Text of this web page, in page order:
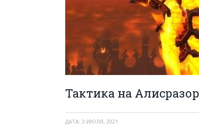
Тактика на Алисразор
ДАТА: 3 ИЮЛЯ, 2021